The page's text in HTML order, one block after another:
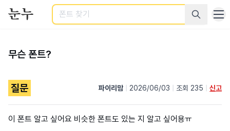
검색
무슨 폰트?
질문 파이리맘 2026/06/03 조회 235 신고
이 폰트 알고 싶어요 비슷한 폰트도 있는 지 알고 싶어용ㅠ